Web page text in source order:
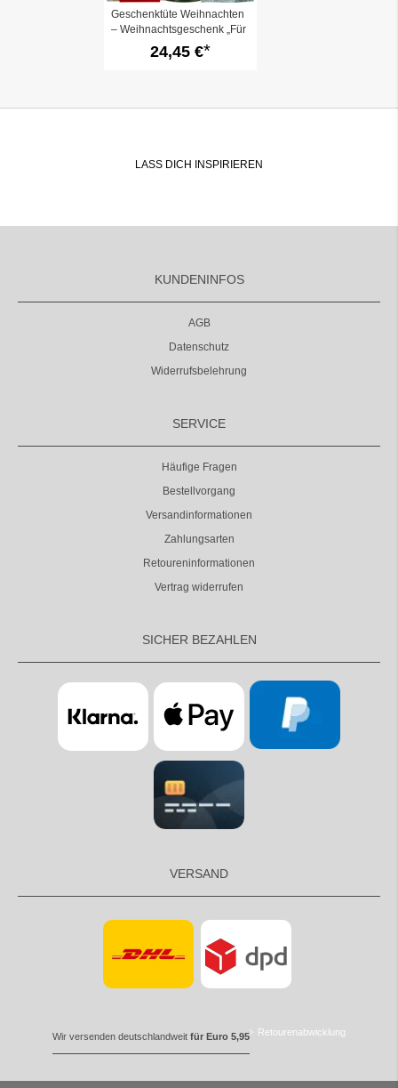
Geschenktüte Weihnachten
– Weihnachtsgeschenk „Für
dein großes Herz“ (Set 4)
24,45 €
LASS DICH INSPIRIEREN
KUNDENINFOS
AGB
Datenschutz
Widerrufsbelehrung
SERVICE
Häufige Fragen
Bestellvorgang
Versandinformationen
Zahlungsarten
Retoureninformationen
Vertrag widerrufen
SICHER BEZAHLEN
VERSAND
Wir versenden deutschlandweit für Euro 5,95 Retourenabwicklung